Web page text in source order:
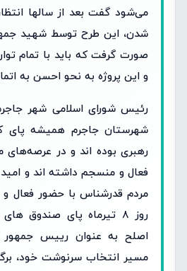
می‌شود گفت بعد از سالها
شدن، این طرح توسط شهید
صورت گرفت که باید با تمام
و این پروژه به نحو احسن به
رئیس شورای اسلامی شهر
شهرستان جاجرم همیشه پای
رهبری بوده اند و در
فعال و منسجم داشته اند و امید
مردم قدرشناس با حضور
روز ۸ تیرماه پای صندوق
اصلح به عنوان رییس جمهور
مسیر انتخاب سرنوشت خود،